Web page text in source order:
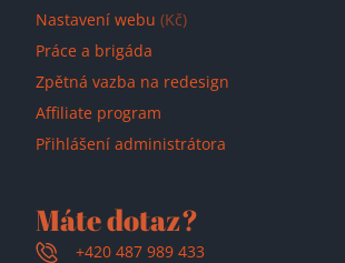
Nastavení webu (Kč)
Práce a brigáda
Zpětná vazba na redesign
Affiliate program
Přihlášení administrátora
Máte dotaz?
+420 487 989 433